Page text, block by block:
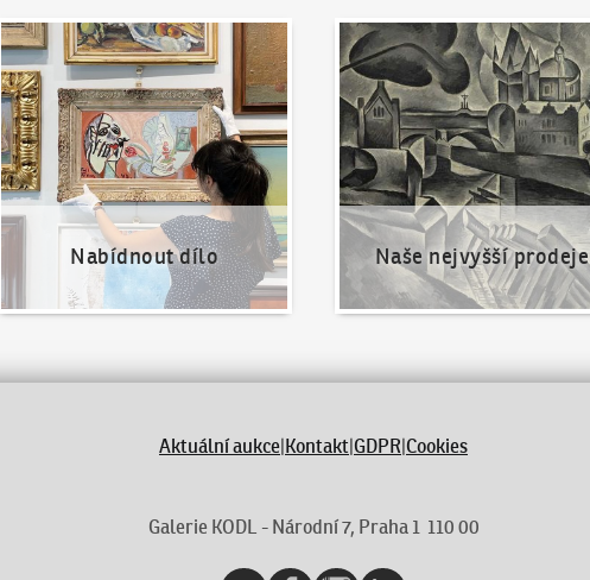
Nabídnout dílo
Nabídnout dílo
Naše nejvyšší prodeje
Naše nejvyšší prodeje
Aktuální aukce Kontakt GDPR Cookies
Galerie KODL - Národní 7, Praha 1 110 00